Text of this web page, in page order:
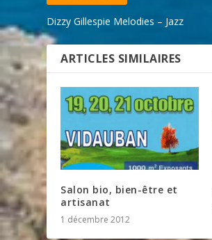
Dizzy Gillespie Melodies – Jazz
ARTICLES SIMILAIRES
Salon bio, bien-être et
artisanat
1 décembre 2012